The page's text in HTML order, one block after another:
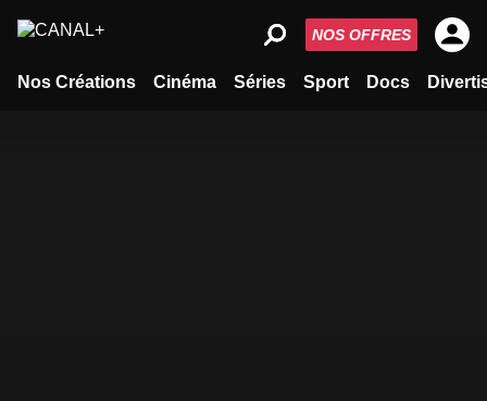
Nos Créations Cinéma Séries Sport Docs
NOS OFFRES